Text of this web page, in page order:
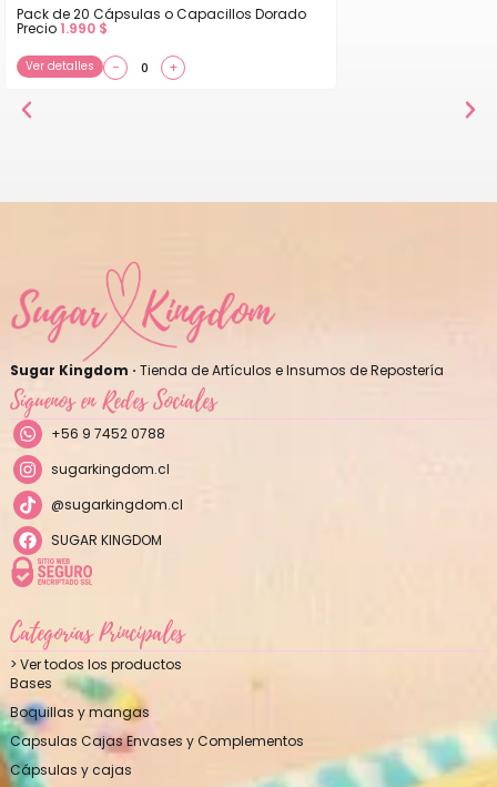
Pack de 20 Cápsulas o Capacillos Dorado
Precio 1.990 $
Ver detalles − +
Sugar Kingdom · Tienda de Artículos e Insumos de Repostería
Síguenos en Redes Sociales
+56 9 7452 0788
sugarkingdom.cl
@sugarkingdom.cl
SUGAR KINGDOM
Categorías Principales
> Ver todos los productos
Bases
Boquillas y mangas
Capsulas Cajas Envases y Complementos
Cápsulas y cajas